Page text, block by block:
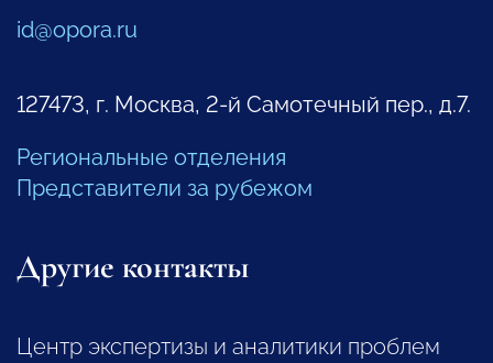
id@opora.ru
127473, г. Москва, 2-й Самотечный пер., д.7.
Региональные отделения
Представители за рубежом
Другие контакты
Центр экспертизы и аналитики проблем